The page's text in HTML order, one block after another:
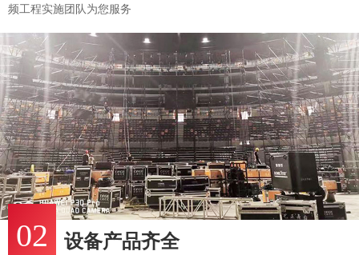
频工程实施团队为您服务
02 设备产品齐全